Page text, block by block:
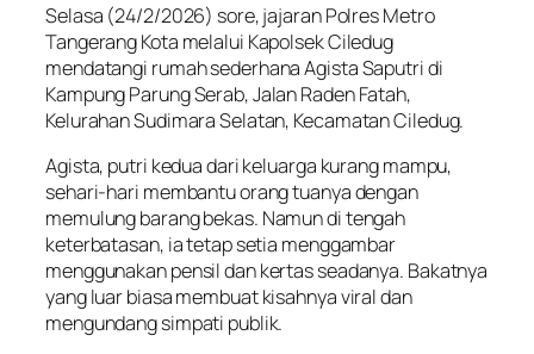
Selasa (24/2/2026) sore, jajaran Polres Metro
Tangerang Kota melalui Kapolsek Ciledug
mendatangi rumah sederhana Agista Saputri di
Kampung Parung Serab, Jalan Raden Fatah,
Kelurahan Sudimara Selatan, Kecamatan Ciledug.
Agista, putri kedua dari keluarga kurang mampu,
sehari-hari membantu orang tuanya dengan
memulung barang bekas. Namun di tengah
keterbatasan, ia tetap setia menggambar
menggunakan pensil dan kertas seadanya. Bakatnya
yang luar biasa membuat kisahnya viral dan
mengundang simpati publik.